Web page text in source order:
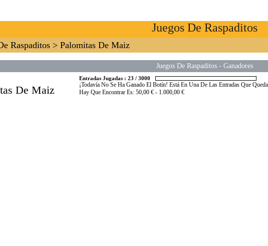
Juegos De Raspaditos
Raspaditos > Palomitas De Maiz
Juegos De Raspaditos- Ganadores
De Maiz
Entradas Jugadas : 23 / 3000
¡Todavía No Se Ha Ganado El Botín! Está En Una De Las Entradas Que
Hay Que Encontrar Es: 50,00 € - 1.000,00 €